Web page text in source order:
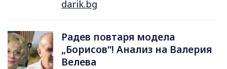
darik.bg
Радев повтаря модела
„Борисов“! Анализ на Валерия
Велева